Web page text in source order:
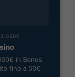
2.050€
in Bonus
fino a 50€